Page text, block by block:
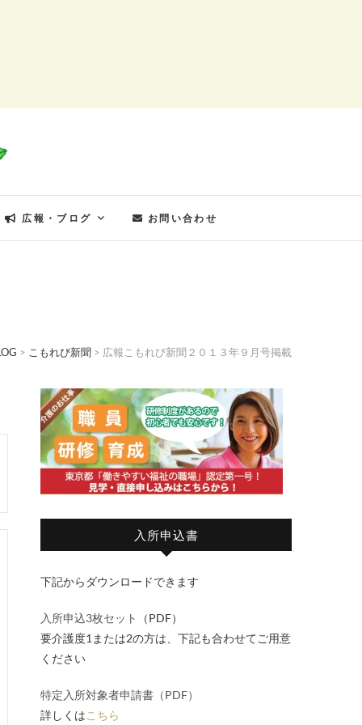
びの郷
広報・ブログ お問い合わせ
> こもれび新聞 > 広報こもれび新聞２０１３年９月号掲載
入所申込書
下記からダウンロードできます
入所申込3枚セット
（PDF）
要介護度1または2の方は、下記も合わせてご用意
ください
特定入所対象者申請書（PDF）
詳しくはこちら